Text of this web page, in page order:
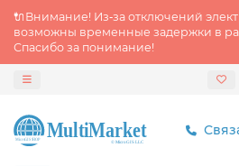
🔌Внимание! Из‑за отключений
возможны временные задержки в
Спасибо за понимание!